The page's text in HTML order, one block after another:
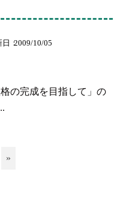
2009/10/05
の完成を目指して」の
»